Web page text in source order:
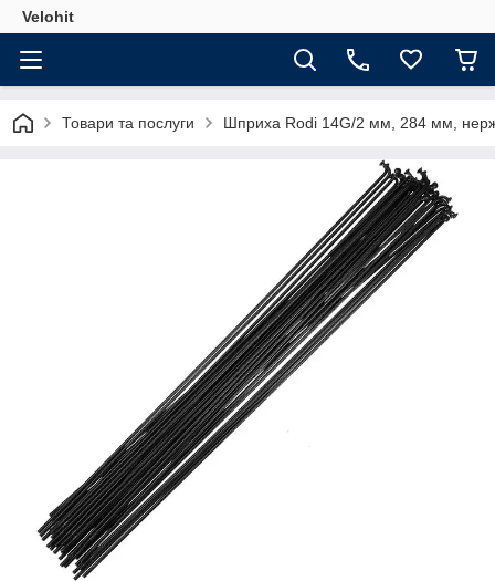
Velohit
Товари та послуги Шприха Rodi 14G/2 мм, 284 мм,